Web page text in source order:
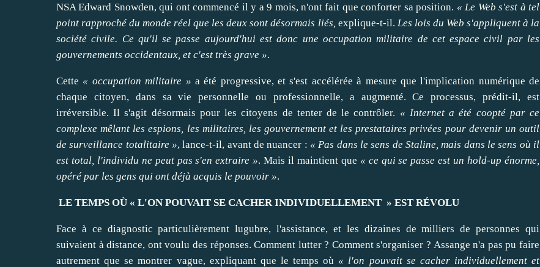
NSA Edward Snowden, qui ont commencé il y a 9 mois, n'ont fait queconforter sa position. « Le Web s'est à tel
point rapproché du monde réel que les deux sont désormais liés, explique-t-il. Les lois du Web s'appliquent à la
société civile. Ce qu'il se passe aujourd'hui est donc une occupation militaire de cet espace civil par les
gouvernements occidentaux, et c'est très grave ».
Cette « occupation militaire » a été progressive, et s'est accélérée à mesure que l'implication numérique de
chaque citoyen, dans sa vie personnelle ou professionnelle, a augmenté. Ce processus, prédit-il, est
irréversible. Il s'agit désormais pour les citoyens de tenterde lecontrôler. « Internet a été coopté par ce
complexe mêlant les espions, les militaires, les gouvernement et les prestataires privées pour devenirun outil
de surveillance totalitaire », lance-t-il, avant denuancer : « Pas dans le sens de Staline, mais dans le sens où il
est total, l'individu ne peut pas s'en extraire ». Mais il maintient que « ce qui se passe est un hold-up énorme,
opéré par les gens qui ont déjà acquis le pouvoir ».
LE TEMPS OÙ « L'ON POUVAIT SE CACHER INDIVIDUELLEMENT » EST RÉVOLU
Face à ce diagnostic particulièrement lugubre, l'assistance, et les dizaines de milliers de personnes qui
suivaient à distance, ont voulu des réponses. Comment lutter? Comment s'organiser ? Assange n'a pas pufaire
autrement que semontrer vague, expliquant que le temps où « l'on pouvait se cacherindividuellement et